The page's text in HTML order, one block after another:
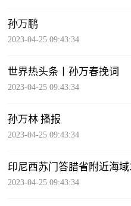
孙万鹏
2023-04-25 09:43:34
世界热头条丨孙万春挽词
2023-04-25 09:43:34
孙万林 播报
2023-04-25 09:43:34
印尼西苏门答腊省附近海
2023-04-25 09:43:34